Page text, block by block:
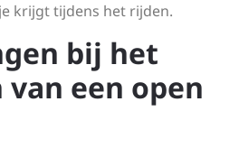
krijgt tijdens het rijden.
bij het
een open